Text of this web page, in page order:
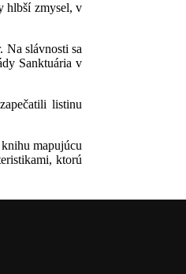
hlbší zmysel, v
slávnosti sa
Sanktuária v
listinu
mapujúcu
ktorú